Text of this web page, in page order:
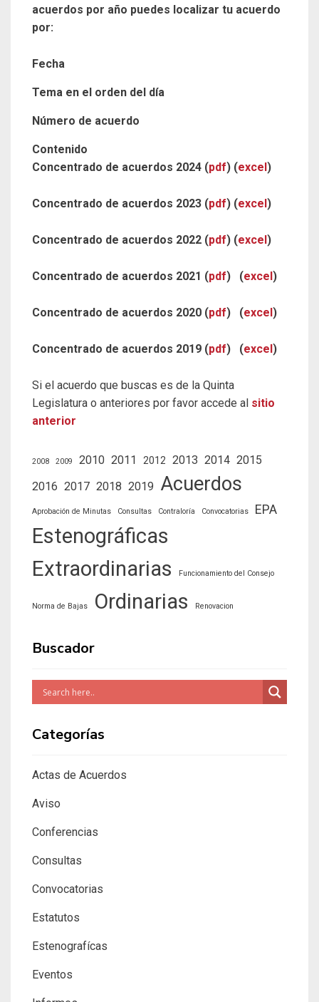
acuerdos por año puedes localizar tu acuerdo
por:
Fecha
Tema en el orden del día
Número de acuerdo
Contenido
Concentrado de acuerdos 2024 (pdf) (excel )
Concentrado de acuerdos 2023 (pdf) (excel )
Concentrado de acuerdos 2022 (pdf) (excel )
Concentrado de acuerdos 2021 (pdf) (excel )
Concentrado de acuerdos 2020 (pdf) (excel )
Concentrado de acuerdos 2019 (pdf) (excel )
Si el acuerdo que buscas es de la Quinta
Legislatura o anteriores por favor accede al sitio
anterior
2008 2009 2010 2011 2012 2013 2014 2015
2016 2017 2018 2019 Acuerdos
Aprobación de Minutas Consultas Contraloría Convocatorias EPA
Estenográficas
Extraordinarias
Funcionamiento del Consejo
Norma de Bajas Ordinarias Renovacion
Buscador
Categorías
Actas de Acuerdos
Aviso
Conferencias
Consultas
Convocatorias
Estatutos
Estenografícas
Eventos